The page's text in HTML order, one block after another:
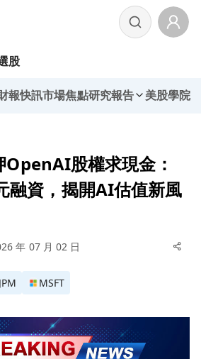
股
報快訊市場焦點研究報告 美股學院
股權求現金：
融資，揭開AI估值新風
年 07 月 02 日
JPM MSFT